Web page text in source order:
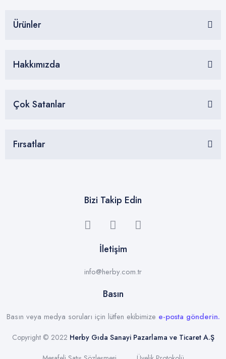
Ürünler
Hakkımızda
Çok Satanlar
Fırsatlar
Bizi Takip Edin
İletişim
info@herby.com.tr
Basın
Basın veya medya soruları için lütfen ekibimize e-posta gönderin.
Copyright © 2022 Herby Gıda Sanayi Pazarlama ve Ticaret A.Ş